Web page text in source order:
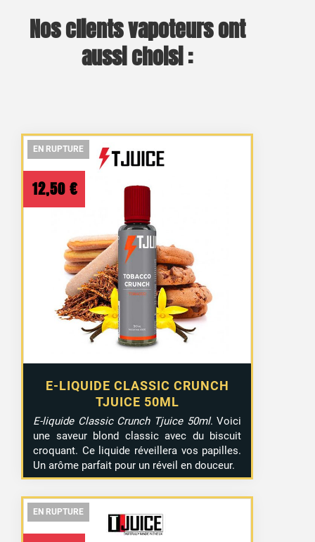
Nos clients vapoteurs ont
aussi choisi :
EN RUPTURE
EN RUPTURE
E-LIQUIDE CLASSIC CRUNCH
TJUICE 50ML
12,50 €
E-liquide Classic Crunch Tjuice 50ml. Voici
une saveur blond classic avec du biscuit
croquant. Ce liquide réveillera vos papilles.
Un arôme parfait pour un réveil en douceur.
EN RUPTURE
EN RUPTURE
EN RUPTURE
EN RUPTURE